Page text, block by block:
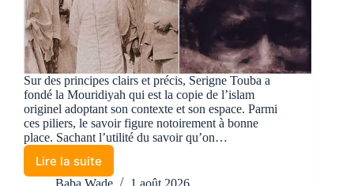
Sur des principes clairs et précis, Serigne Touba a
fondé la Mouridiyah qui est la copie de l’islam
originel adoptant son contexte et son espace. Parmi
ces piliers, le savoir figure notoirement à bonne
place. Sachant l’utilité du savoir qu’on…
Lire la suite
Baba Wade 1 août 2026